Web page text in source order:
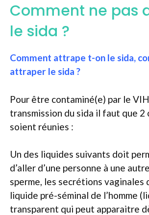
Comment ne pas
le sida ?
Comment attrape t-on le sida,
attraper le sida ?
Pour être contaminé(e) par le
transmission du sida il faut que 2
soient réunies :
Un des liquides suivants doit
d’aller d’une personne à une
sperme, les secrétions vaginales
liquide pré-séminal de l’homme
transparent qui peut apparaitre